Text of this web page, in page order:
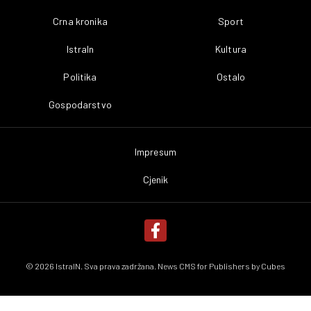
Crna kronika
IstraIn
Politika
Gospodarstvo
Sport
Kultura
Ostalo
Impresum
Cjenik
© 2026 IstraIN. Sva prava zadržana. News CMS for Publishers by Cubes